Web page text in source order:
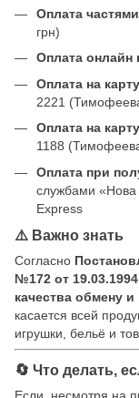
Оплата
грн)
Оплата онлайн
Оплата на
2221
Оплата на
1188
Оплата при
службами
Express
⚠️ Важно знать
Согласно
№172 от 19.03.1994
качества обмену
касается всей
игрушки, бельё и
🔄 Что делать,
Если, несмотря на